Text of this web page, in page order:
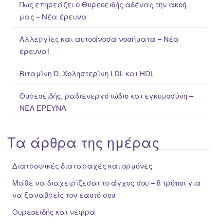
Πως επηρεάζει ο Θυρεοειδής αδένας την ακοή
μας – Νέα έρευνα
Αλλεργίες και αυτοάνοσα νοσήματα – Νέα
έρευνα!
Βιταμίνη D, Χοληστερίνη LDL και HDL
Θυρεοειδής, ραδιενεργό ιώδιο και εγκυμοσύνη –
ΝΕΑ ΈΡΕΥΝΑ
Τα άρθρα της ημέρας
Διατροφικές διαταραχές και ορμόνες
Μάθε να διαχειρίζεσαι το άγχος σου – 8 τρόποι για
να ξαναβρείς τον εαυτό σου
Θυρεοειδής και νεφρά